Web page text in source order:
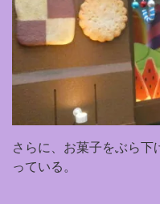
さらに、お菓子をぶら下
っている。